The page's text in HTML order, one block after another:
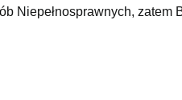
Niepełnosprawnych, zatem